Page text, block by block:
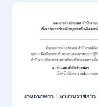
กพ.
สมัคร
ONLINE
–
31
สิงหาคม
รับ
สมัคร
สอบ
แข่งขัน
เพื่อ
บรรจุ
ตั้ง
งานธนาคาร | หางานราชการ